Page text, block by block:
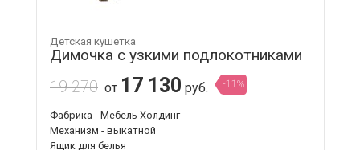
Детская кушетка
Димочка с узкими подлокотниками
19 270 от 17 130 руб. -11%
Фабрика - Мебель Холдинг
Механизм - выкатной
Ящик для белья